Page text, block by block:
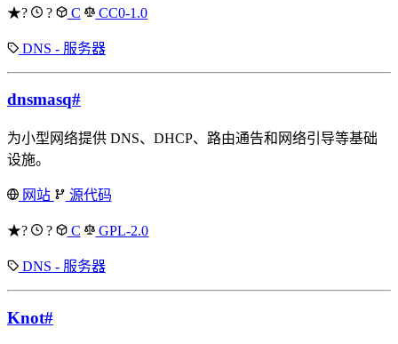
★? ? C CC0-1.0
DNS - 服务器
dnsmasq#
为小型网络提供 DNS、DHCP、路由通告和网络引导等基础
设施。
网站 源代码
★? ? C GPL-2.0
DNS - 服务器
Knot#